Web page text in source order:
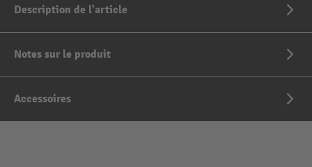
Description de l'article
Notes sur le produit
Accessoires